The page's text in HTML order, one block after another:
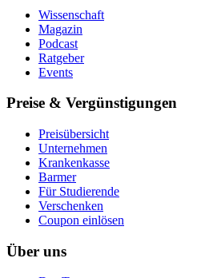
Wissenschaft
Magazin
Podcast
Ratgeber
Events
Preise & Vergünstigungen
Preisübersicht
Unternehmen
Krankenkasse
Barmer
Für Studierende
Ver­schen­ken
Coupon einlösen
Über uns